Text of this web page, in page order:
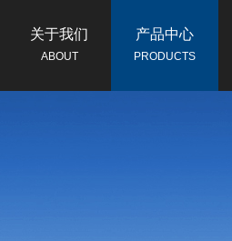
关于我们
ABOUT
产品中心
PRODUCTS